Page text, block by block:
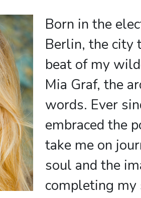
Born in the
Berlin, the city
beat of my
Mia Graf, the
words. Ever
embraced the
take me on
soul and the
completing my